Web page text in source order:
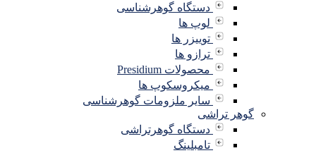
دستگاه گوهرشناسی
لوپ ها
توییزر ها
ترازو ها
محصولات Presidium
میکروسکوپ ها
سایر ملزومات گوهرشناسی
گوهر تراشی
دستگاه گوهرتراشی
تامبلینگ